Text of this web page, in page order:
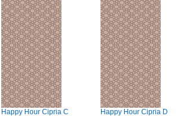
Happy Hour Cipria C Happy Hour Cipria D